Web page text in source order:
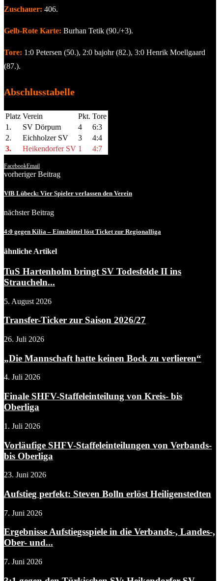
Zuschauer: 406.
Gelb-Rote Karte: Burhan Tetik (90./+3).
Tore: 1:0 Petersen (50.), 2:0 bajohr (82.), 3:0 Henrik Moellgaard
(87.).
Abschlusstabelle
Platz Verein Pkt. Tore
1.
SV Dörpum 4
6:3
2.
Eichholzer SV 3
4:4
3.
Heikendorfer SV 1 4:7
FacebookEmail
vorheriger Beitrag
VfB Lübeck: Vier Spieler verlassen den Verein
nächster Beitrag
4:0 gegen Kilia – Eimsbüttel löst Ticket zur Regionalliga
ähnliche Artikel
TuS Hartenholm bringt SV Todesfelde II ins
Straucheln...
5. August 2026
Transfer-Ticker zur Saison 2026/27
26. Juli 2026
„Die Mannschaft hatte keinen Bock zu verlieren“
4. Juli 2026
Finale SHFV-Staffeleinteilung von Kreis- bis
Oberliga
1. Juli 2026
Vorläufige SHFV-Staffeleinteilungen von Verbands-
bis Oberliga
23. Juni 2026
Aufstieg perfekt: Steven Bolln erlöst Heiligenstedten
7. Juni 2026
Ergebnisse Aufstiegsspiele in die Verbands-, Landes-,
Ober- und...
7. Juni 2026